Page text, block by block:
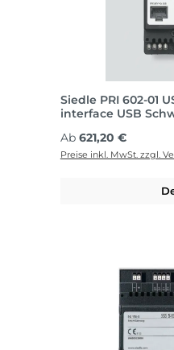
Siedle PRI 602-01
interface USB
Regulärer Preis:
Ab 621,20 €
Preise inkl. MwSt. zzgl.